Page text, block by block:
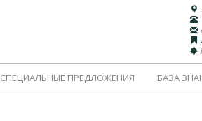
СПЕЦИАЛЬНЫЕ ПРЕДЛОЖЕНИЯ БАЗА